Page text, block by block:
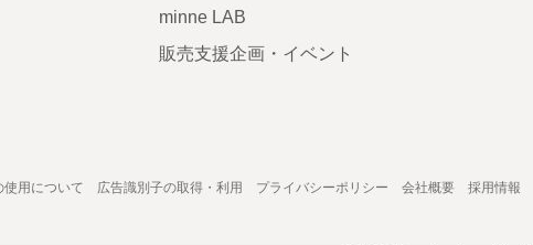
minne LAB
販売支援企画・イベント
用について 広告識別子の取得・利用 プライバシーポリシー 会社概要 採用情報